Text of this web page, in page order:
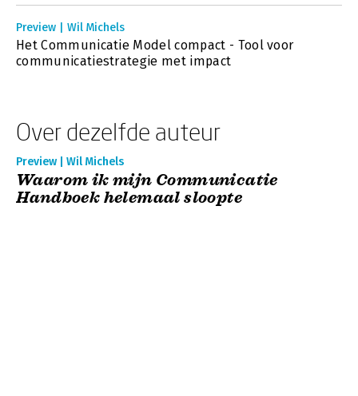
Preview | Wil Michels
Het Communicatie Model compact - Tool voor
communicatiestrategie met impact
Over dezelfde auteur
Preview | Wil Michels
Waarom ik mijn Communicatie
Handboek helemaal sloopte